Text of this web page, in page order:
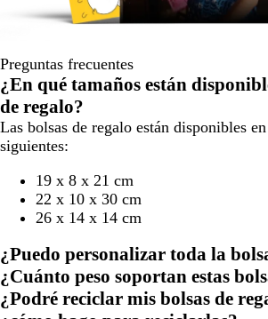
Preguntas frecuentes
¿En qué tamaños están
de regalo?
Las bolsas de regalo están disponibles
siguientes:
19 x 8 x 21 cm
22 x 10 x 30 cm
26 x 14 x 14 cm
¿Puedo personalizar toda la
¿Cuánto peso soportan estas
¿Podré reciclar mis bolsas de